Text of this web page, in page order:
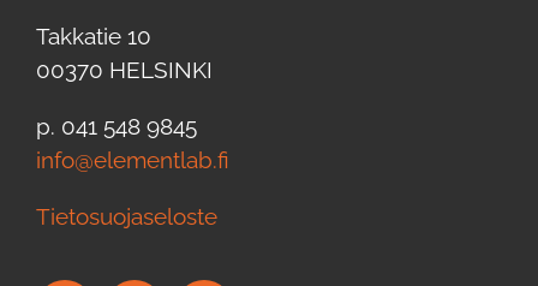
Takkatie 10
00370 HELSINKI
p. 041 548 9845
info@elementlab.fi
Tietosuojaseloste